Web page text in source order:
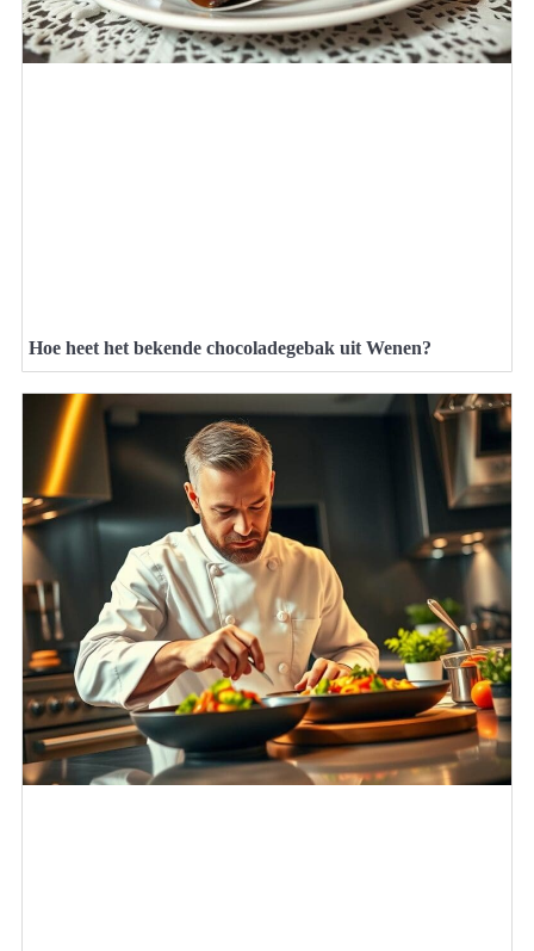
Hoe heet het bekende chocoladegebak uit Wenen?